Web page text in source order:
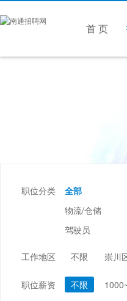
首 页
职位分类 全部
物流/仓储
驾驶员
编辑/出版/印刷
工作地区 不限 崇川
职位薪资 不限